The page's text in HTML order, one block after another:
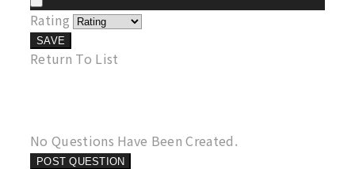
Rating
SAVE
Return To List
No Questions Have Been Created.
POST QUESTION